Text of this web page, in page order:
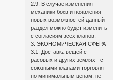
2.9. В случае изменения
механики боев и появления
новых возможностей данный
раздел можно будет изменить
с согласиям всех кланов.
3. ЭКОНОМИЧЕСКАЯ СФЕРА
3.1. Доставка вещей с
расовых и других землях - с
союзными кланами торговля
по минимальным ценам: не